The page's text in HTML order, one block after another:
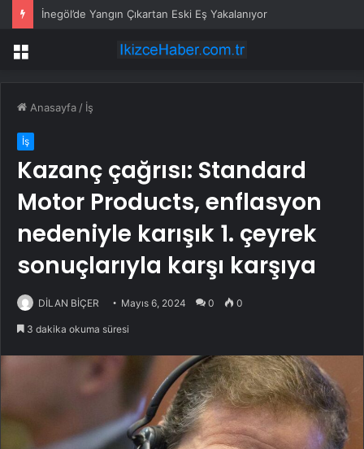
İnegöl’de Yangın Çıkartan Eski Eş Yakalanıyor
Menü
Anasayfa / İş
İş
Kazanç çağrısı: Standard
Motor Products, enflasyon
nedeniyle karışık 1. çeyrek
sonuçlarıyla karşı karşıya
DİLAN BİÇER Mayıs 6, 2024 0 0
3 dakika okuma süresi